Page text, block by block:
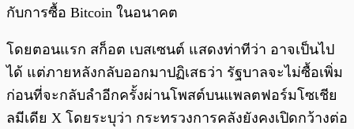
กับการซื้อ Bitcoin ในอนาคต
โดยตอนแรก สก็อต เบสเซนต์ แสดงท่าทีว่า อาจเป็นไป
ได้ แต่ภายหลังกลับออกมาปฏิเสธว่า รัฐบาลจะไม่ซื้อเพิ่ม
ก่อนที่จะกลับลำอีกครั้งผ่านโพสต์บนแพลตฟอร์มโซเชีย
ลมีเดีย X โดยระบุว่า กระทรวงการคลังยังคงเปิดกว้างต่อ